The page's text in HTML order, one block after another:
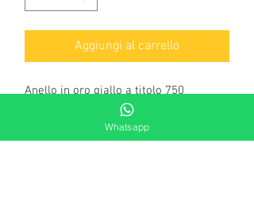
Aggiungi al carrello
Anello in oro giallo a titolo 750
Messa a misura compresa nel prezzo
Whatsapp